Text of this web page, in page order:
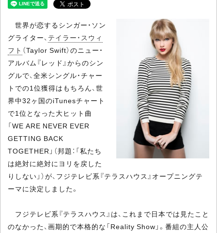
世界が恋するシンガー・ソン
グライター、 テイラー・スウィ
フト （Taylor Swift）のニュー・
アルバム『レッド』からのシン
グルで、全米シングル・チャー
トでの1位獲得はもちろん、世
界中32ヶ国のiTunesチャート
で1位となった大ヒット曲
「WE ARE NEVER EVER
GETTING BACK
TOGETHER」（邦題：「私たち
は絶対に絶対にヨリを戻した
りしない」）が、フジテレビ系『テラスハウス』オープニングテ
ーマに決定しました。
フジテレビ系『テラスハウス』は、これまで日本では見たこと
のなかった、画期的で本格的な「Reality Show」。番組の主人公